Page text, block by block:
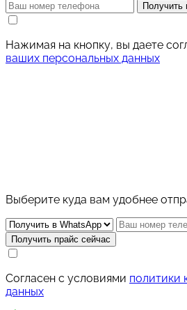
Получить
Нажимая на кнопку, вы даете
ваших персональных данных
Выберите куда вам удобнее
Получить прайс сейчас
Cогласен с условиями политики
данных